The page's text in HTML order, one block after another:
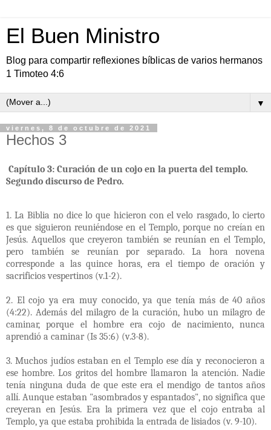
El Buen Ministro
Blog para compartir reflexiones bíblicas de varios hermanos
1 Timoteo 4:6
▼
viernes, 8 de octubre de 2021
Hechos 3
Capítulo 3: Curación de un cojo en la puerta del templo.
Segundo discurso de Pedro.
1. La Biblia no dice lo que hicieron con el velo rasgado, lo cierto
es que siguieron reuniéndose en el Templo, porque no creían en
Jesús. Aquellos que creyeron también se reunían en el Templo,
pero también se reunían por separado. La hora novena
corresponde a las quince horas, era el tiempo de oración y
sacrificios vespertinos (v.1-2).
2. El cojo ya era muy conocido, ya que tenía más de 40 años
(4:22). Además del milagro de la curación, hubo un milagro de
caminar, porque el hombre era cojo de nacimiento, nunca
aprendió a caminar (Is 35:6) (v.3-8).
3. Muchos judíos estaban en el Templo ese día y reconocieron a
ese hombre. Los gritos del hombre llamaron la atención. Nadie
tenía ninguna duda de que este era el mendigo de tantos años
allí. Aunque estaban "asombrados y espantados", no significa que
creyeran en Jesús. Era la primera vez que el cojo entraba al
Templo, ya que estaba prohibida la entrada de lisiados (v. 9-10).